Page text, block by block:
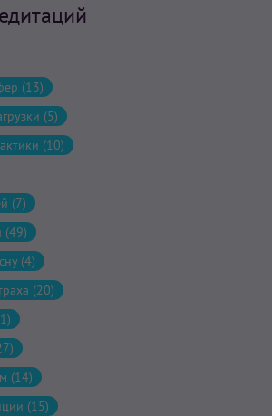
(13)
(5)
(10)
(7)
(49)
(4)
(20)
(14)
(15)